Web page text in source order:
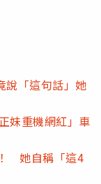
「這句話」她
妹重機網紅」車
她自稱「這4